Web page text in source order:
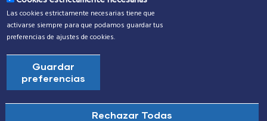
Incidencias
Centros e instalaciones municipales
Las cookies estrictamente necesarias tiene que
activarse siempre para que podamos guardar tus
preferencias de ajustes de cookies.
Guardar
preferencias
Rechazar Todas